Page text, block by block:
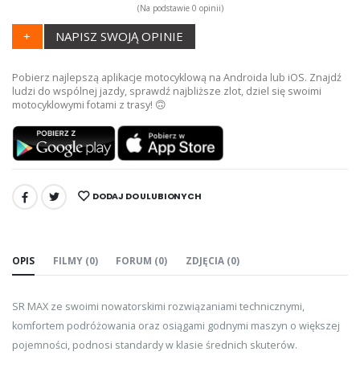
(Na podstawie 0 opinii)
+ NAPISZ SWOJĄ OPINIE
Pobierz najlepszą aplikacje motocyklową na Androida lub iOS. Znajdź
ludzi do wspólnej jazdy, sprawdź najbliższe zlot, dziel się swoimi
motocyklowymi fotami z trasy! 🙃
UDOSTĘPNIJ: DODAJ DO ULUBIONYCH
OPIS FILMY (0) FORUM (0) ZDJĘCIA (0)
SR MAX ze swoimi nowatorskimi rozwiązaniami technicznymi,
komfortem podróżowania oraz osiągami godnymi maszyn o większej
pojemności, podnosi standardy w klasie średnich skuterów.